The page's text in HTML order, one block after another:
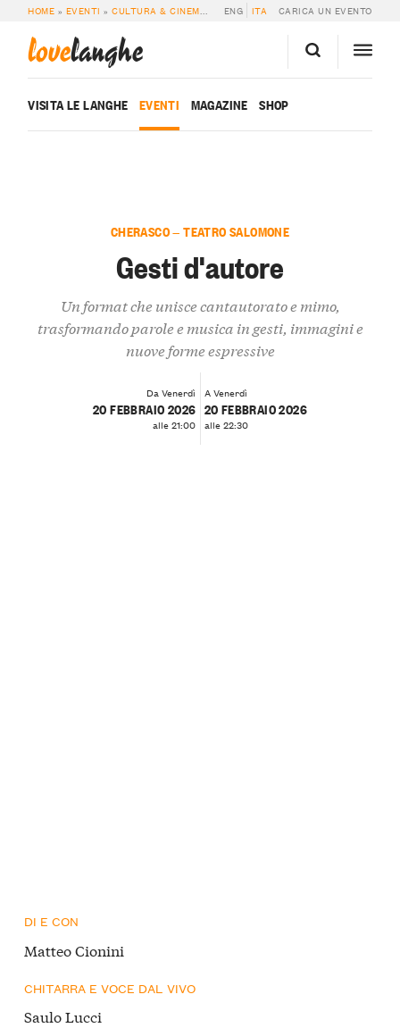
HOME » EVENTI »CULTURA & CINEMA » GESTI D’AUTORE
ENG ITA CARICA UN EVENTO
lovelanghe
VISITA LE LANGHE EVENTI MAGAZINE SHOP
CHERASCO — TEATRO SALOMONE
Gesti d'autore
Un format che unisce cantautorato e mimo,
trasformando parole e musica in gesti, immagini e
nuove forme espressive
Da Venerdì
20 FEBBRAIO 2026
alle 21:00
A Venerdì
20 FEBBRAIO 2026
alle 22:30
DI E CON
Matteo Cionini
CHITARRA E VOCE DAL VIVO
Saulo Lucci